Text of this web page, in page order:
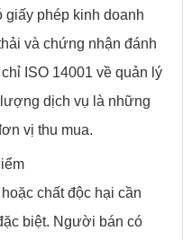
giấy phép kinh doanh
và chứng nhận đánh
ISO 14001 về quản lý
dịch vụ là những
vị thu mua.
chất độc hại cần
biệt. Người bán có